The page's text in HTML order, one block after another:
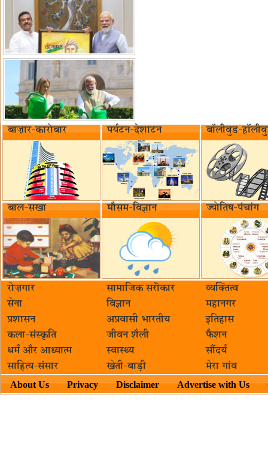
बाज़ार-कारोबार पर्यटन-देशाटन बॉलीवुड-
बाल-सखा मौसम-विज्ञान ज्योतिष-पंचांग
रोज़गार सामाजिक सरॊकार‌
व्यक्तित्व
सेना
विज्ञान
महानगर
प्रशासन
अप्रवासी भारतीय
इतिहास
कला-संस्कृति
जीवन शैली
फैशन
धर्म और आध्यात्म
स्वास्थ्य
सौंदर्य
साहित्य-संसार
खेती-बाड़ी मेरा गांव
About Us Privacy Disclaimer Advertise with Us